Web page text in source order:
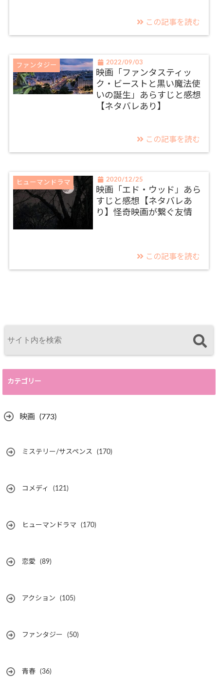
この記事を読む
ファンタジー 2022/09/03
映画「ファンタスティッ
ク・ビーストと黒い魔法使
いの誕生」あらすじと感想
【ネタバレあり】
この記事を読む
ヒューマンドラマ 2020/12/25
映画「エド・ウッド」あら
すじと感想【ネタバレあ
り】怪奇映画が繋ぐ友情
この記事を読む
カテゴリー
映画 (773)
ミステリー/サスペンス (170)
コメディ (121)
ヒューマンドラマ (170)
恋愛 (89)
アクション (105)
ファンタジー (50)
青春 (36)